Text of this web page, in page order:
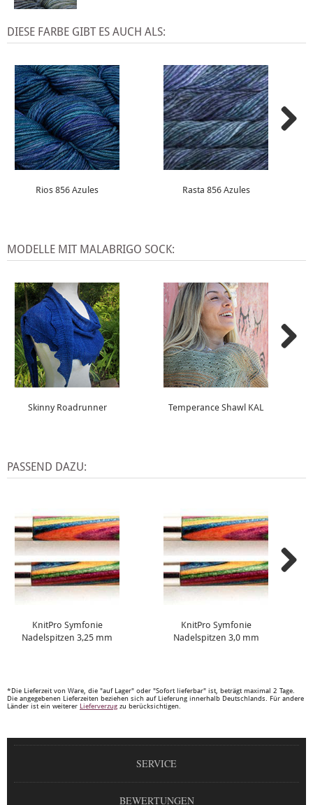
DIESE FARBE GIBT ES AUCH ALS:
Rios 856 Azules Rasta 856 Azules
MODELLE MIT MALABRIGO SOCK:
Skinny Roadrunner Temperance Shawl KAL
PASSEND DAZU:
KnitPro Symfonie
Nadelspitzen 3,25 mm
KnitPro Symfonie
Nadelspitzen 3,0 mm
*Die Lieferzeit von Ware, die "auf Lager" oder "Sofort lieferbar" ist, beträgt maximal 2 Tage.
Die angegebenen Lieferzeiten beziehen sich auf Lieferung innerhalb Deutschlands. Für andere
Länder ist ein weiterer Lieferverzug zu berücksichtigen.
SERVICE
BEWERTUNGEN